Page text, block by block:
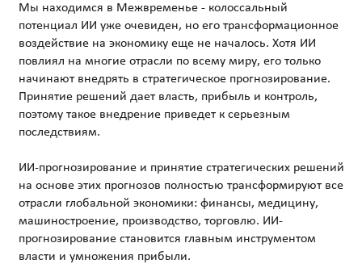
Мы находимся в Межвременье - колоссальный
потенциал ИИ уже очевиден, но его трансформационное
воздействие на экономику еще не началось. Хотя ИИ
повлиял на многие отрасли по всему миру, его только
начинают внедрять в стратегическое прогнозирование.
Принятие решений дает власть, прибыль и контроль,
поэтому такое внедрение приведет к серьезным
последствиям.
ИИ-прогнозирование и принятие стратегических решений
на основе этих прогнозов полностью трансформируют все
отрасли глобальной экономики: финансы, медицину,
машиностроение, производство, торговлю. ИИ-
прогнозирование становится главным инструментом
власти и умножения прибыли.